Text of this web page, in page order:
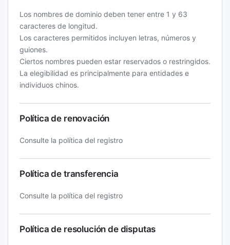
Los nombres de dominio deben tener entre 1 y 63
caracteres de longitud.
Los caracteres permitidos incluyen letras, números y
guiones.
Ciertos nombres pueden estar reservados o restringidos.
La elegibilidad es principalmente para entidades e
individuos chinos.
Política de renovación
Consulte la política del registro
Política de transferencia
Consulte la política del registro
Política de resolución de disputas